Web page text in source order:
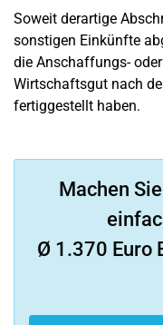
Soweit derartige
sonstigen Einkünfte
die Anschaffungs-
Wirtschaftsgut nach
fertiggestellt haben.
Machen
Ø 1.370 Euro